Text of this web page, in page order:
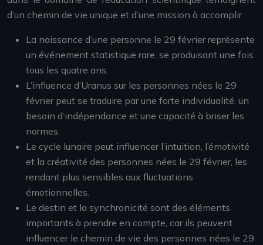
d’un chemin de vie unique et d’une mission à accomplir.
La naissance d’une personne le 29 février représente
un événement statistique rare, se produisant une fois
tous les quatre ans.
L’influence d’Uranus sur les personnes nées le 29
février peut se traduire par une forte individualité, un
besoin d’indépendance et une capacité à briser les
normes.
Le cycle lunaire peut influencer l’intuition, l’émotivité
et la créativité des personnes nées le 29 février, les
rendant plus sensibles aux fluctuations
émotionnelles.
Le destin et la synchronicité sont des éléments
importants à prendre en compte, car ils peuvent
influencer le chemin de vie des personnes nées le 29